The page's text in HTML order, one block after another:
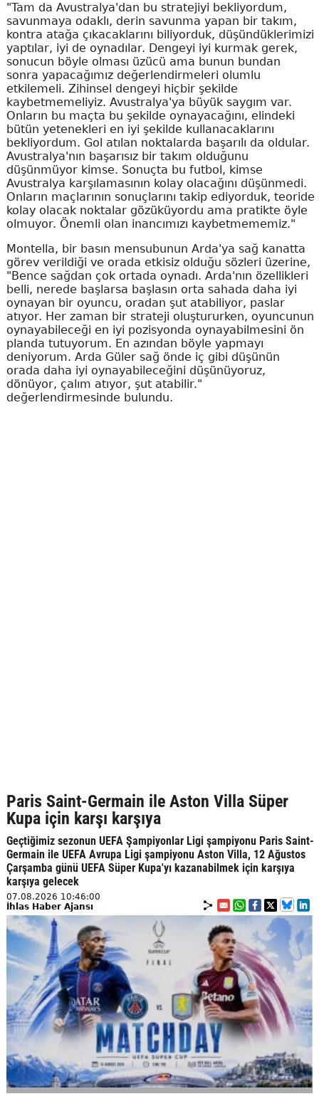
"Tam da Avustralya'dan bu stratejiyi bekliyordum,
savunmaya odaklı, derin savunma yapan bir takım,
kontra atağa çıkacaklarını biliyorduk, düşündüklerimizi
yaptılar, iyi de oynadılar. Dengeyi iyi kurmak gerek,
sonucun böyle olması üzücü ama bunun bundan
sonra yapacağımız değerlendirmeleri olumlu
etkilemeli. Zihinsel dengeyi hiçbir şekilde
kaybetmemeliyiz. Avustralya'ya büyük saygım var.
Onların bu maçta bu şekilde oynayacağını, elindeki
bütün yetenekleri en iyi şekilde kullanacaklarını
bekliyordum. Gol atılan noktalarda başarılı da oldular.
Avustralya'nın başarısız bir takım olduğunu
düşünmüyor kimse. Sonuçta bu futbol, kimse
Avustralya karşılamasının kolay olacağını düşünmedi.
Onların maçlarının sonuçlarını takip ediyorduk, teoride
kolay olacak noktalar gözüküyordu ama pratikte öyle
olmuyor. Önemli olan inancımızı kaybetmememiz."
Montella, bir basın mensubunun Arda'ya sağ kanatta
görev verildiği ve orada etkisiz olduğu sözleri üzerine,
"Bence sağdan çok ortada oynadı. Arda'nın özellikleri
belli, nerede başlarsa başlasın orta sahada daha iyi
oynayan bir oyuncu, oradan şut atabiliyor, paslar
atıyor. Her zaman bir strateji oluştururken, oyuncunun
oynayabileceği en iyi pozisyonda oynayabilmesini ön
planda tutuyorum. En azından böyle yapmayı
deniyorum. Arda Güler sağ önde iç gibi düşünün
orada daha iyi oynayabileceğini düşünüyoruz,
dönüyor, çalım atıyor, şut atabilir."
değerlendirmesinde bulundu.
Paris Saint-Germain ile Aston Villa Süper
Kupa için karşı karşıya
Geçtiğimiz sezonun UEFA Şampiyonlar Ligi şampiyonu Paris Saint-
Germain ile UEFA Avrupa Ligi şampiyonu Aston Villa, 12 Ağustos
Çarşamba günü UEFA Süper Kupa'yı kazanabilmek için karşıya
karşıya gelecek
07.08.2026 10:46:00
İhlas Haber Ajansı